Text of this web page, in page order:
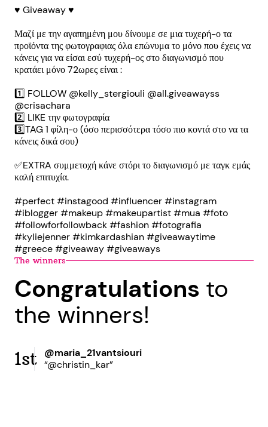
♥️ Giveaway ♥️
Μαζί με την αγαπημένη μου δίνουμε σε μια τυχερή-ο τα
προϊόντα της φωτογραφιας όλα επώνυμα το μόνο που έχεις να
κάνεις για να είσαι εσύ τυχερή-ος στο διαγωνισμό που
κρατάει μόνο 72ωρες είναι :
1️⃣ FOLLOW @kelly_stergiouli @all.giveawayss
@crisachara
2️⃣ LIKE την φωτογραφία
3️⃣TAG 1 φίλη-ο (όσο περισσότερα τόσο πιο κοντά στο να τα
κάνεις δικά σου)
✅️EXTRA συμμετοχή κάνε στόρι το διαγωνισμό με ταγκ εμάς
καλή επιτυχία.
#perfect #instagood #influencer #instagram
#iblogger #makeup #makeupartist #mua #foto
#followforfollowback #fashion #fotografia
#kyliejenner #kimkardashian #giveawaytime
#greece #giveaway #giveaways
The winners
Congratulations to
the winners!
1st
@maria_21vantsiouri
“@christin_kar”